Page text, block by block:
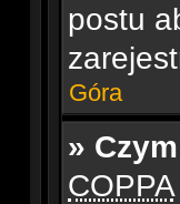
postu
Góra
»
COPPA